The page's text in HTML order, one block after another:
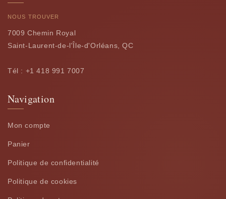
NOUS TROUVER
7009 Chemin Royal
Saint-Laurent-de-l'Île-d'Orléans, QC
Tél : +1 418 991 7007
Navigation
Mon compte
Panier
Politique de confidentialité
Politique de cookies